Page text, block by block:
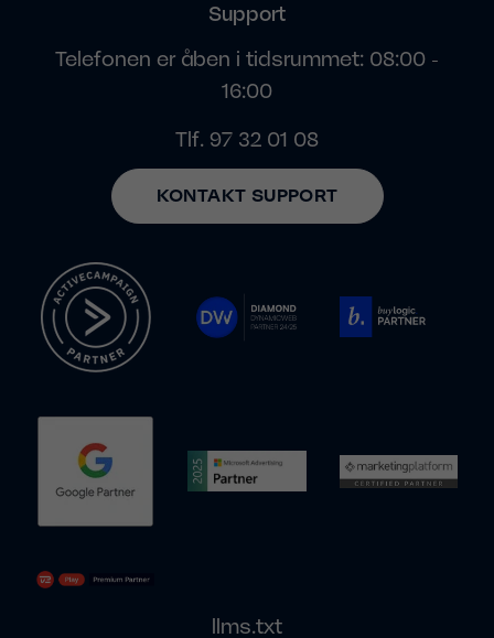
Support
Telefonen er åben i tidsrummet: 08:00 -
16:00
Tlf. 97 32 01 08
KONTAKT SUPPORT
llms.txt